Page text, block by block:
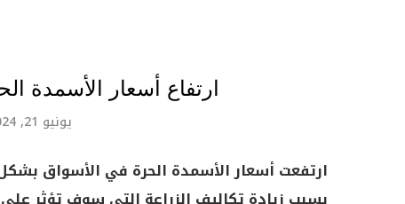
ارتفاع أسعار الأسمدة
يونيو 21, 2024
ارتفعت أسعار الأسمدة الحرة في الأسواق